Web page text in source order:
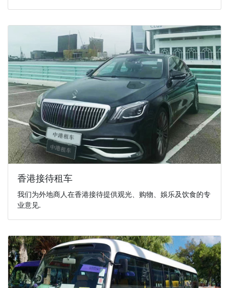
香港接待租车
我们为外地商人在香港接待提供观光、购物、娛乐及饮食的专
业意见.